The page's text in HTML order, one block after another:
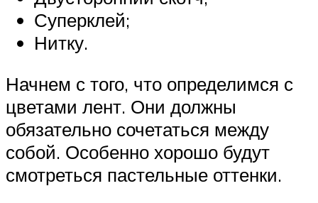
Суперклей;
Нитку.
Начнем с того, что определимся с
цветами лент. Они должны
обязательно сочетаться между
собой. Особенно хорошо будут
смотреться пастельные оттенки.